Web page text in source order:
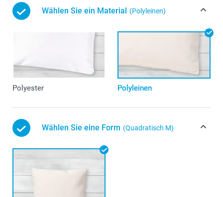
Wählen Sie ein Material (Polyleinen)
Polyester Polyleinen
Wählen Sie eine Form (Quadratisch M)